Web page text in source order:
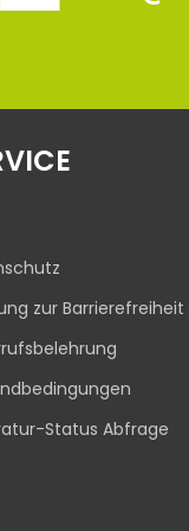
zur Barrierefreiheit
Status Abfrage